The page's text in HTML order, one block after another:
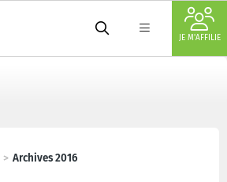
JE M'AFFILIE
Archives 2016